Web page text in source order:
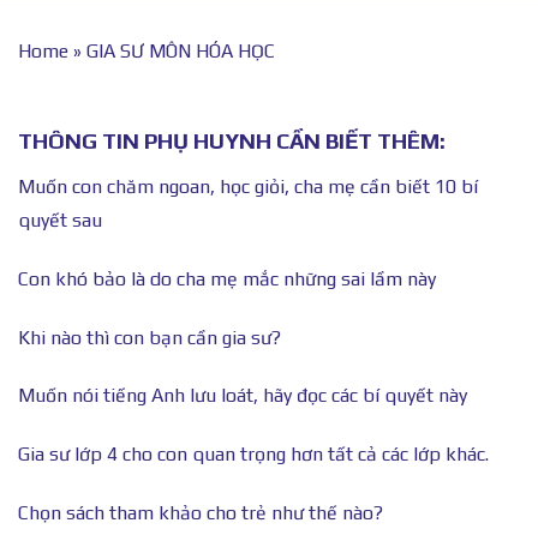
Home » GIA SƯ MÔN HÓA HỌC
THÔNG TIN PHỤ HUYNH CẦN BIẾT THÊM:
Muốn con chăm ngoan, học giỏi, cha mẹ cần biết 10 bí
quyết sau
Con khó bảo là do cha mẹ mắc những sai lầm này
Khi nào thì con bạn cần gia sư?
Muốn nói tiếng Anh lưu loát, hãy đọc các bí quyết này
Gia sư lớp 4 cho con quan trọng hơn tất cả các lớp khác.
Chọn sách tham khảo cho trẻ như thế nào?